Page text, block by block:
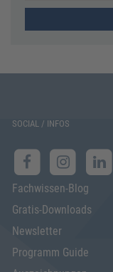
SOCIAL / INFOS
Fachwissen-Blog
Gratis-Downloads
Newsletter
Programm Guide